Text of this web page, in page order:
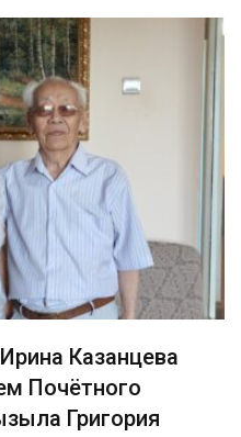
Казанцева
Почётного
Григория